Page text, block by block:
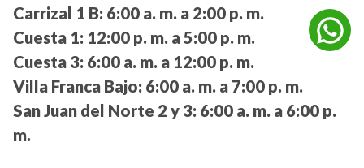
Carrizal 1 B: 6:00 a. m. a 2:00 p. m.
Cuesta 1: 12:00 p. m. a 5:00 p. m.
Cuesta 3: 6:00 a. m. a 12:00 p. m.
Villa Franca Bajo: 6:00 a. m. a 7:00 p. m.
San Juan del Norte 2 y 3: 6:00 a. m. a 6:00 p.
m.